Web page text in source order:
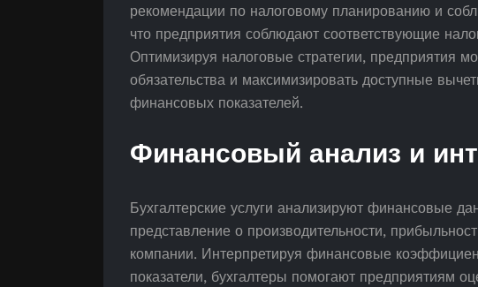
рекомендации по налоговому планированию и
что предприятия соблюдают соответствующие
Оптимизируя налоговые стратегии, предприятия
обязательства и максимизировать доступные
финансовых показателей.
Финансовый анализ и
Бухгалтерские услуги анализируют финансовые
представление о производительности,
компании. Интерпретируя финансовые
показатели, бухгалтеры помогают предприятиям